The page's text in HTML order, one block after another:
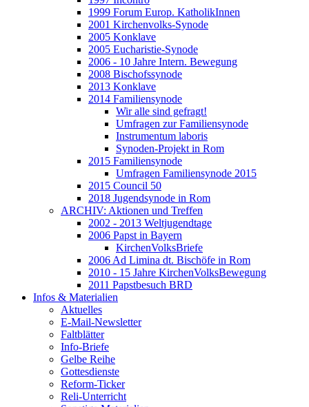
1999 Forum Europ. KatholikInnen
2001 Kirchenvolks-Synode
2005 Konklave
2005 Eucharistie-Synode
2006 - 10 Jahre Intern. Bewegung
2008 Bischofssynode
2013 Konklave
2014 Familiensynode
Wir alle sind gefragt!
Umfragen zur Familiensynode
Instrumentum laboris
Synoden-Projekt in Rom
2015 Familiensynode
Umfragen Familiensynode 2015
2015 Council 50
2018 Jugendsynode in Rom
ARCHIV: Aktionen und Treffen
2002 - 2013 Weltjugendtage
2006 Papst in Bayern
KirchenVolksBriefe
2006 Ad Limina dt. Bischöfe in Rom
2010 - 15 Jahre KirchenVolksBewegung
2011 Papstbesuch BRD
Infos & Materialien
Aktuelles
E-Mail-Newsletter
Faltblätter
Info-Briefe
Gelbe Reihe
Gottesdienste
Reform-Ticker
Reli-Unterricht